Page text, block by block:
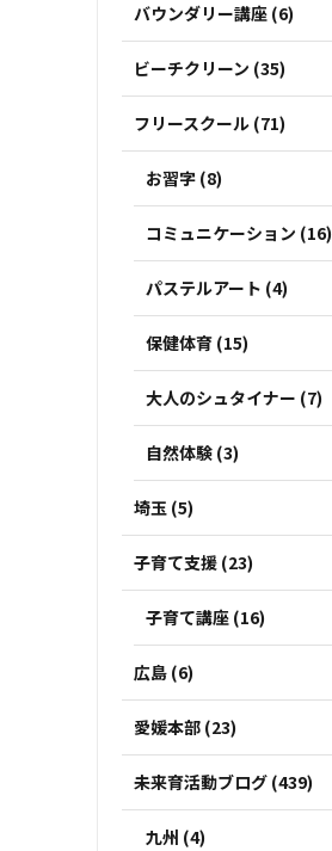
バウンダリー講座 (6)
ビーチクリーン (35)
フリースクール (71)
お習字 (8)
コミュニケーション (16)
パステルアート (4)
保健体育 (15)
大人のシュタイナー (7)
自然体験 (3)
埼玉 (5)
子育て支援 (23)
子育て講座 (16)
広島 (6)
愛媛本部 (23)
未来育活動ブログ (439)
九州 (4)